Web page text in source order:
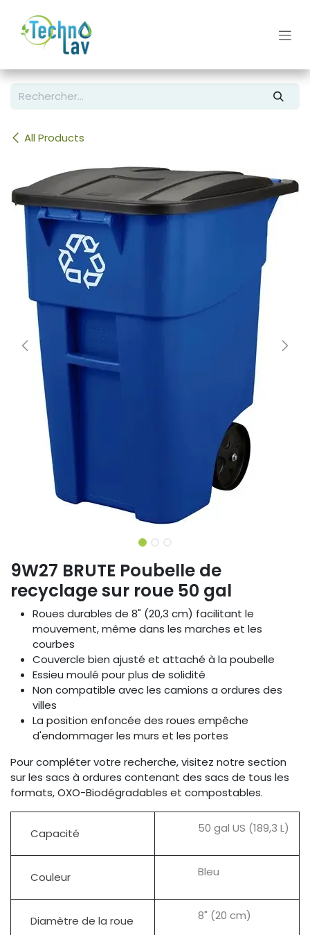
All Products
9W27 BRUTE Poubelle de
recyclage sur roue 50 gal
Roues durables de 8" (20,3 cm) facilitant le
mouvement, même dans les marches et les
courbes
Couvercle bien ajusté et attaché à la poubelle
Essieu moulé pour plus de solidité
Non compatible avec les camions a ordures des
villes
La position enfoncée des roues empêche
d'endommager les murs et les portes
Pour compléter votre recherche, visitez notre section
sur les sacs à ordures contenant des sacs de tous les
formats, OXO-Biodégradables et compostables.
Capacité 50 gal US (189,3 L)
Couleur Bleu
Diamètre de la roue 8" (20 cm)